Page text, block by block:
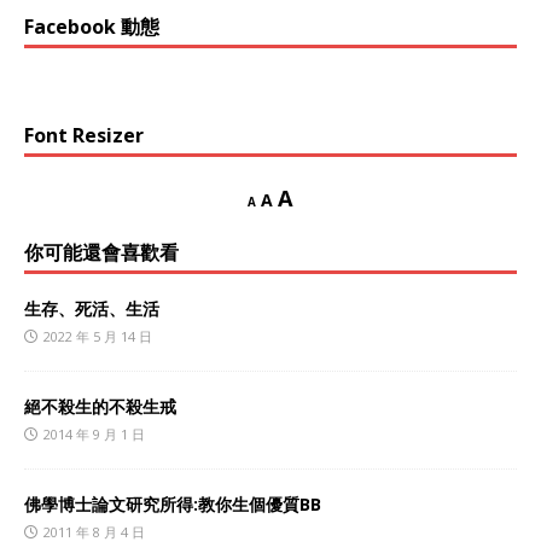
Facebook 動態
Font Resizer
A A A
你可能還會喜歡看
生存、死活、生活
2022 年 5 月 14 日
絕不殺生的不殺生戒
2014 年 9 月 1 日
佛學博士論文研究所得:教你生個優質BB
2011 年 8 月 4 日